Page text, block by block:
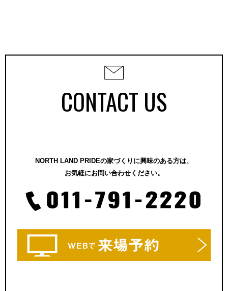
CONTACT US
NORTH LAND PRIDEの家づくりに興味のある方は、
お気軽にお問い合わせください。